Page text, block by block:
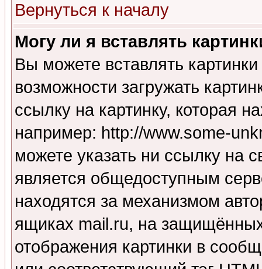
Вернуться к началу
Могу ли я вставлять
Вы можете вставлять
возможности загружать
ссылку на картинку, которая
например: http://www.some-
можете указать ни ссылку на
является общедоступным
находятся за механизмом
ящиках mail.ru, на
отображения картинки в